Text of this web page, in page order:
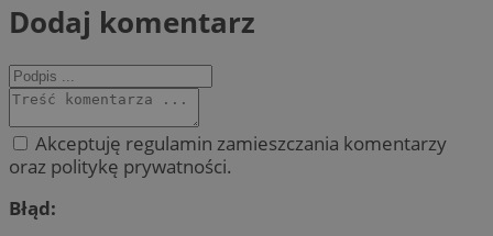
Dodaj komentarz
Akceptuję regulamin zamieszczania komentarzy
oraz politykę prywatności.
Błąd: